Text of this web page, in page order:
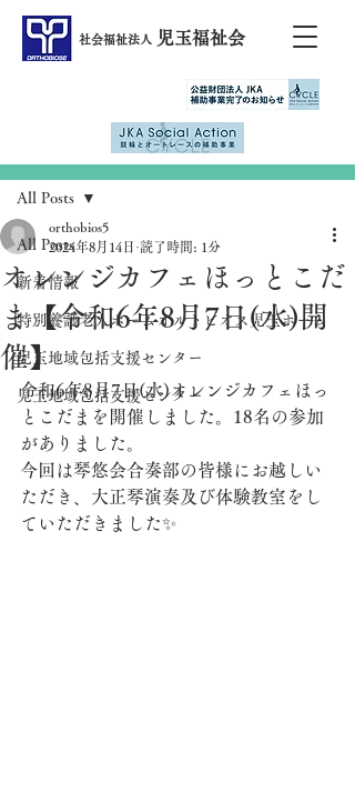
社会福祉法人 児玉福祉会
All Posts
新着情報
特別養護老人ホームオルトビオス児玉ホーム
児玉地域包括支援センター
児玉地域包括支援センター
All Posts
オレンジカフェほっとこだ
ま【令和6年8月7日(水)開
催】
orthobios5
2024年8月14日 読了時間: 1分
令和6年8月7日(水)オレンジカフェほっ
とこだまを開催しました。18名の参加
がありました。
今回は琴悠会合奏部の皆様にお越しい
ただき、大正琴演奏及び体験教室をし
ていただきました✨